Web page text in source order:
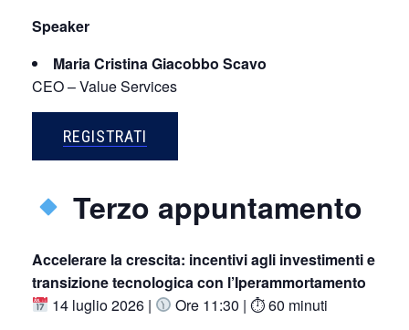
Speaker
Maria Cristina Giacobbo Scavo
CEO – Value Services
REGISTRATI
Terzo appuntamento
Accelerare la crescita: incentivi agli investimenti e
transizione tecnologica con l’Iperammortamento
14 luglio 2026 |
Ore 11:30 | ⏱ 60 minuti